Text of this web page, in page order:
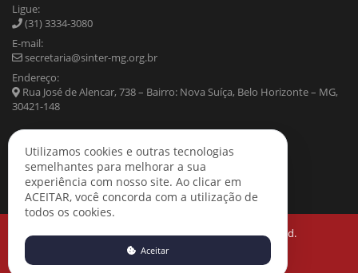
Ligue:
(31) 3334-3080
E-mail:
secretaria@sinter-mg.org.br
Endereço:
Rua José de Alencar, 738 – Bairro: Nova Suíça, Belo Horizonte – MG,
30421-148
Copyright © 2021 SINTER-MG All Rights Reserved.
Utilizamos cookies e outras tecnologias
semelhantes para melhorar a sua
experiência com nosso site. Ao clicar em
ACEITAR, você concorda com a utilização de
todos os cookies.
Aceitar